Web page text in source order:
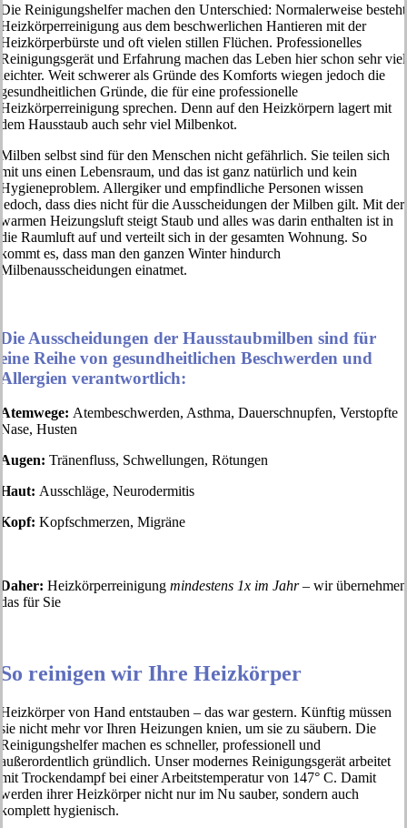
Die Reinigungshelfer machen den Unterschied: Normalerweise besteht
Heizkörperreinigung aus dem beschwerlichen Hantieren mit der
Heizkörperbürste und oft vielen stillen Flüchen. Professionelles
Reinigungsgerät und Erfahrung machen das Leben hier schon sehr viel
leichter. Weit schwerer als Gründe des Komforts wiegen jedoch die
gesundheitlichen Gründe, die für eine professionelle
Heizkörperreinigung sprechen. Denn auf den Heizkörpern lagert mit
dem Hausstaub auch sehr viel Milbenkot.
Milben selbst sind für den Menschen nicht gefährlich. Sie teilen sich
mit uns einen Lebensraum, und das ist ganz natürlich und kein
Hygieneproblem. Allergiker und empfindliche Personen wissen
jedoch, dass dies nicht für die Ausscheidungen der Milben gilt. Mit der
warmen Heizungsluft steigt Staub und alles was darin enthalten ist in
die Raumluft auf und verteilt sich in der gesamten Wohnung. So
kommt es, dass man den ganzen Winter hindurch
Milbenausscheidungen einatmet.
Die Ausscheidungen der Hausstaubmilben sind für
eine Reihe von gesundheitlichen Beschwerden und
Allergien verantwortlich:
Atemwege: Atembeschwerden, Asthma, Dauerschnupfen, Verstopfte
Nase, Husten
Augen: Tränenfluss, Schwellungen, Rötungen
Haut: Ausschläge, Neurodermitis
Kopf: Kopfschmerzen, Migräne
Daher: Heizkörperreinigung mindestens 1x im Jahr– wir übernehmen
das für Sie
So reinigen wir Ihre Heizkörper
Heizkörper von Hand entstauben – das war gestern. Künftig müssen
sie nicht mehr vor Ihren Heizungen knien, um sie zu säubern. Die
Reinigungshelfer machen es schneller, professionell und
außerordentlich gründlich. Unser modernes Reinigungsgerät arbeitet
mit Trockendampf bei einer Arbeitstemperatur von 147° C. Damit
werden ihrer Heizkörper nicht nur im Nu sauber, sondern auch
komplett hygienisch.